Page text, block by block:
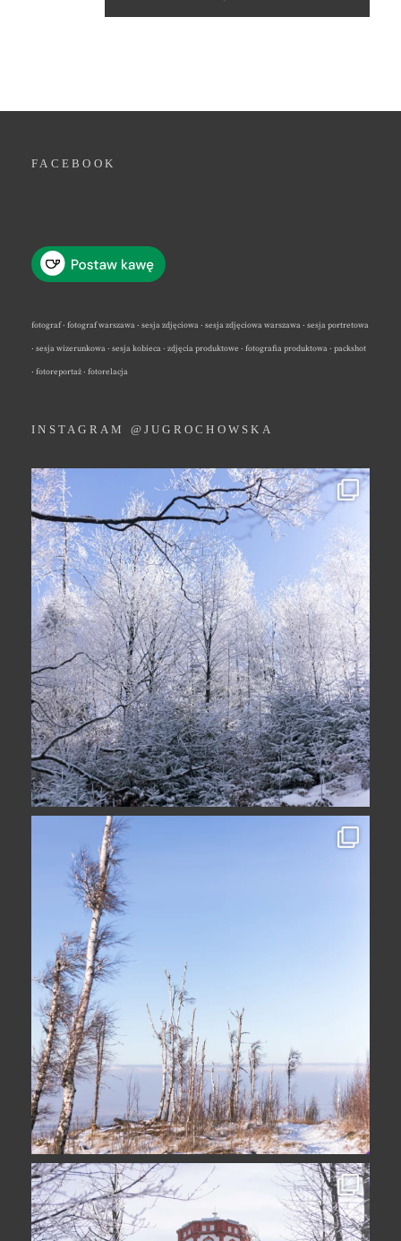
FACEBOOK
fotograf · fotograf warszawa · sesja zdjęciowa · sesja zdjęciowa warszawa · sesja portretowa
· sesja wizerunkowa · sesja kobieca · zdjęcia produktowe · fotografia produktowa · packshot
· fotoreportaż · fotorelacja
INSTAGRAM @JUGROCHOWSKA